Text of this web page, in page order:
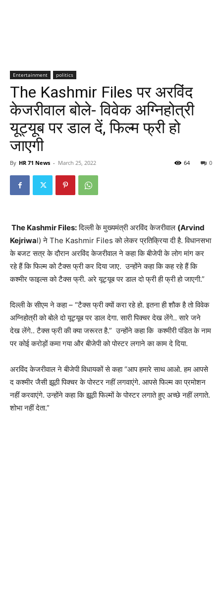
Entertainment politics
The Kashmir Files पर अरविंद
केजरीवाल बोले- विवेक अग्निहोत्री
यूट्यूब पर डाल दें, फिल्म फ्री हो
जाएगी
By HR 71 News - March 25, 2022 0
64
The Kashmir Files:दिल्ली के मुख्यमंत्री अरविंद केजरीवाल (Arvind
Kejriwal) ने The Kashmir Files को लेकर प्रतिक्रिया दी है. विधानसभा
के बजट सत्र के दौरान अरविंद केजरीवाल ने कहा कि बीजेपी के लोग मांग कर
रहे हैं कि फिल्म को टैक्स फ्री कर दिया जाए. उन्होंने कहा कि कह रहे हैं कि
कश्मीर फाइल्स को टैक्स फ्री. अरे यूट्यूब पर डाल दो फ्री ही फ्री हो जाएगी.”
दिल्ली के सीएम ने कहा – “टैक्स फ्री क्यों करा रहे हो. इतना ही शौक है तो विवेक
अग्निहोत्री को बोले दो यूट्यूब पर डाल देगा. सारी पिक्चर देख लेंगे.. सारे जने
देख लेंगे.. टैक्स फ्री की क्या जरूरत है.” उन्होंने कहा कि कश्मीरी पंडित के नाम
पर कोई करोड़ों कमा गया और बीजेपी को पोस्टर लगाने का काम दे दिया.
अरविंद केजरीवाल ने बीजेपी विधायकों से कहा “आप हमारे साथ आओ. हम आपसे
द कश्मीर जैसी झूठी पिक्चर के पोस्टर नहीं लगवाएंगे. आपसे फिल्म का प्रमोशन
नहीं करवाएंगे. उन्होंने कहा कि झूठी फिल्मों के पोस्टर लगाते हुए अच्छे नहीं लगाते.
शोभा नहीं देता.”